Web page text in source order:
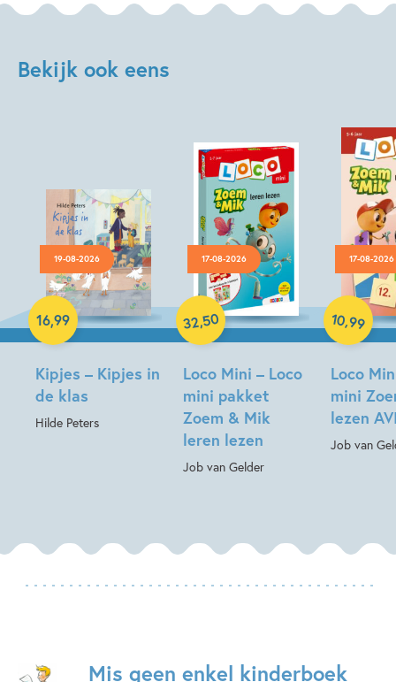
Bekijk ook eens
19-08-2026
Kipjes – Kipjes in
de klas
Hilde Peters
16,99
Hardcover
17-08-2026
Loco Mini – Loco
mini pakket
Zoem & Mik
leren lezen
Job van Gelder
32,50
Paperback
17-08-2026
Loco
mini
lezen
Job van
10,99
Paperback
Mis geen enkel kinderboek